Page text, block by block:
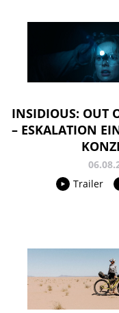
INSIDIOUS: OUT
– ESKALATION
Trailer